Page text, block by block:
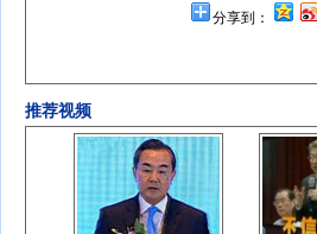
分享到：
推荐视频